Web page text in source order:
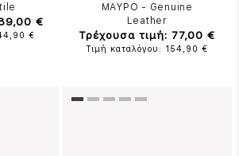
€
€
ΜΑΥΡΟ - Genuine
Leather
Τρέχουσα τιμή: 77,00 €
Τιμή καταλόγου: 154,90 €